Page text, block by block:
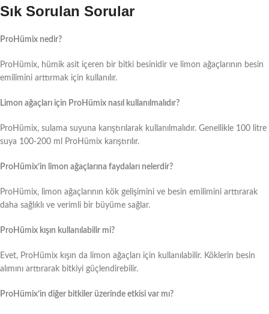
Sık Sorulan Sorular
ProHümix nedir?
ProHümix, hümik asit içeren bir bitki besinidir ve limon ağaçlarının besin
emilimini arttırmak için kullanılır.
Limon ağaçları için ProHümix nasıl kullanılmalıdır?
ProHümix, sulama suyuna karıştırılarak kullanılmalıdır. Genellikle 100 litre
suya 100-200 ml ProHümix karıştırılır.
ProHümix’in limon ağaçlarına faydaları nelerdir?
ProHümix, limon ağaçlarının kök gelişimini ve besin emilimini arttırarak
daha sağlıklı ve verimli bir büyüme sağlar.
ProHümix kışın kullanılabilir mi?
Evet, ProHümix kışın da limon ağaçları için kullanılabilir. Köklerin besin
alımını arttırarak bitkiyi güçlendirebilir.
ProHümix’in diğer bitkiler üzerinde etkisi var mı?